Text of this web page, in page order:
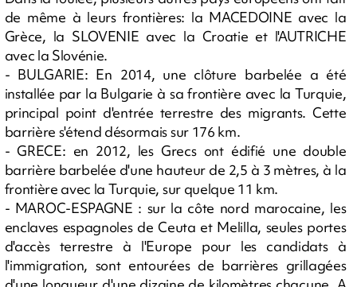
de même à leurs frontières: la MACEDOINE avec la
Grèce, la SLOVENIE avec la Croatie et l'AUTRICHE
avec la Slovénie.
- BULGARIE: En 2014, une clôture barbelée a été
installée par la Bulgarie à sa frontière avec la Turquie,
principal point d'entrée terrestre des migrants. Cette
barrière s'étend désormais sur 176 km.
- GRECE: en 2012, les Grecs ont édifié une double
barrière barbelée d'une hauteur de 2,5 à 3 mètres, à la
frontière avec la Turquie, sur quelque 11 km.
- MAROC-ESPAGNE : sur la côte nord marocaine, les
enclaves espagnoles de Ceuta et Melilla, seules portes
d'accès terrestre à l'Europe pour les candidats à
l'immigration, sont entourées de barrières grillagées